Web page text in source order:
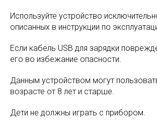
Используйте устройство
описанных в инструкции по
Если кабель USB для зарядки
его во избежание опасности.
Данным устройством могут
возрасте от 8 лет и старше.
Дети не должны играть с прибором.